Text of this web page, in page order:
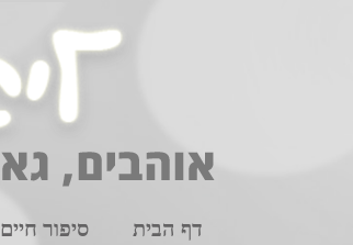
דף הבית סיפור חיים